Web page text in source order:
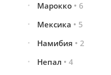
Марокко • 6
Мексика • 5
Намибия • 2
Непал • 4